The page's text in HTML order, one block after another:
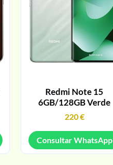
Redmi Note 15
6GB/128GB Verde
220€
Consultar WhatsApp